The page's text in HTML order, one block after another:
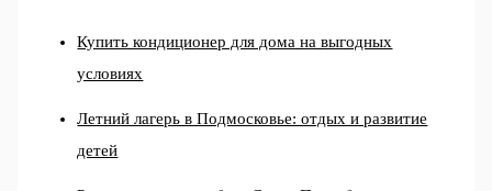
Купить кондиционер для дома на выгодных
условиях
Летний лагерь в Подмосковье: отдых и развитие
детей